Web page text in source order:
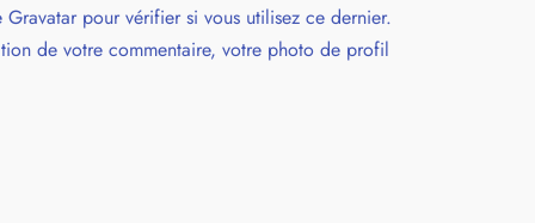
pour vérifier si vous utilisez ce dernier.
de votre commentaire, votre photo de profil